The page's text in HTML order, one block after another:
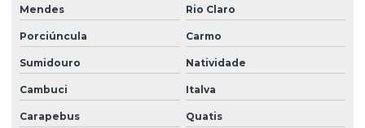
Mendes Rio Claro
Porciúncula Carmo
Sumidouro Natividade
Cambuci Italva
Carapebus Quatis